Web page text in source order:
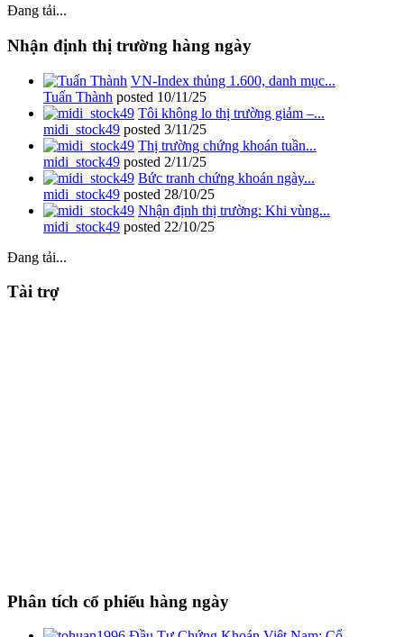
Đang tải...
Nhận định thị trường hàng ngày
VN-Index thủng 1.600, danh mục...
Tuấn Thành posted 10/11/25
Tôi không lo thị trường giảm –...
midi_stock49 posted 3/11/25
Thị trường chứng khoán tuần...
midi_stock49 posted 2/11/25
Bức tranh chứng khoán ngày...
midi_stock49 posted 28/10/25
Nhận định thị trường: Khi vùng...
midi_stock49 posted 22/10/25
Đang tải...
Tài trợ
Phân tích cổ phiếu hàng ngày